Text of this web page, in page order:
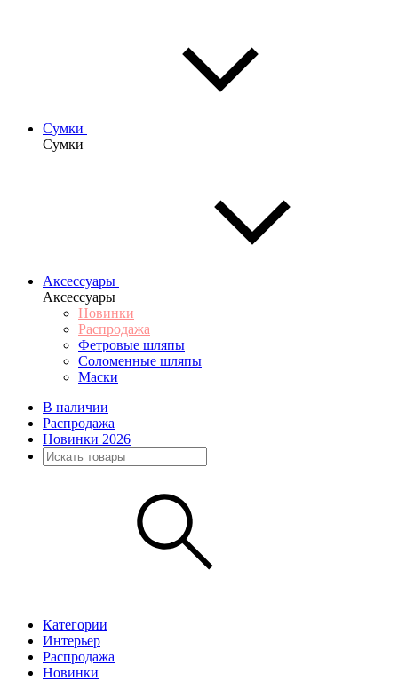
Сумки
Сумки
Аксессуары
Аксессуары
Новинки
Распродажа
Фетровые шляпы
Соломенные шляпы
Маски
В наличии
Распродажа
Новинки 2026
Категории
Интерьер
Распродажа
Новинки